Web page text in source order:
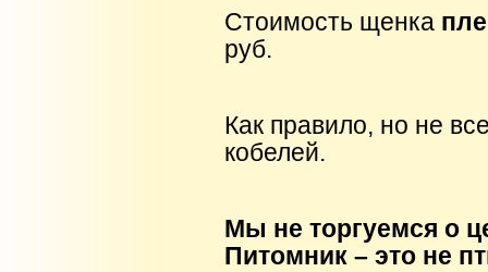
Стоимость щенка
руб.
Как правило, но не
кобелей.
Мы не торгуемся о
Питомник – это не